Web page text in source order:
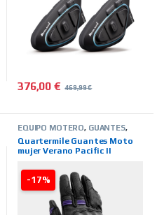
376,00€ 469,99€
-17%
EQUIPO MOTERO, GUANTES,
LINE,MARCAS ,QUARTER MILE
Quartermile Guantes Moto
mujer Verano Pacific II